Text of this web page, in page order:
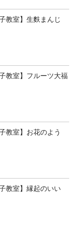
教室】生麩まんじ
教室】フルーツ大福
教室】お花のよう
教室】縁起のいい